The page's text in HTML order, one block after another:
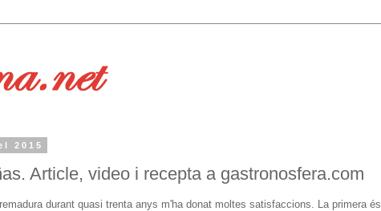
2015
Article, video i recepta a gastronosfera.com
durant quasi trenta anys m'ha donat moltes satisfaccions. La primera és